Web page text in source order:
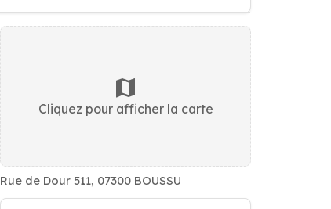
Cliquez pour afficher la carte
Rue de Dour 511, 07300 BOUSSU